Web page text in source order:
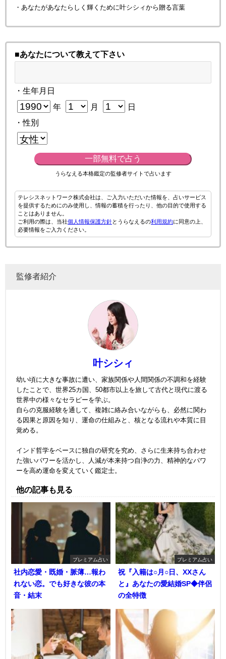
・あなたがあなたらしく輝くために叶シシィから贈る言葉
■あなたについて教えて下さい
・生年月日
年 月
日
・性別
一部無料で占う
うらなえる本格鑑定の監修者サイトで占います
テレシスネットワーク株式会社は、ご入力いただいた情報を、占いサービス
を提供するためにのみ使用し、情報の蓄積を行ったり、他の目的で使用する
ことはありません。
ご利用の際は、当社個人情報保護方針とうらなえるの利用規約に同意の上、
必要情報をご入力ください。
監修者紹介
叶シシィ
幼い頃に大きな事故に遭い、家族関係や人間関係の不調和を経験
したことで、世界25カ国、50都市以上を旅して古代と現代に渡る
世界中の様々なセラピーを学ぶ。
自らの克服経験を通して、複雑に絡み合いながらも、必然に関わ
る因果と原因を知り、運命の仕組みと、核となる流れや本質に目
覚める。
インド哲学をベースに独自の研究を究め、さらに生来持ち合わせ
た強いパワーを活かし、人減が本来持つ自浄の力、精神的なパワ
ーを高め運命を変えていく鑑定士。
他の記事も見る
プレミアム占い
社内恋愛・既婚・脈薄…報わ
れない恋。でも好きな彼の本
音・結末
プレミアム占い
祝『入籍は○月○日、XXさん
と』あなたの愛結婚SP◆伴侶
の全特徴